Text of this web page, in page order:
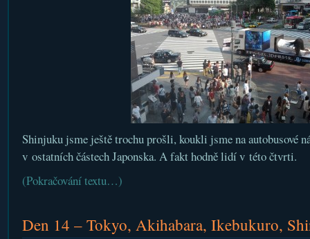
Shinjuku jsme ještě trochu prošli, koukli jsme na autobusové
v ostatních částech Japonska. A fakt hodně lidí v této čtvrti.
(Pokračování textu…)
Den 14 – Tokyo, Akihabara, Ikebukuro,